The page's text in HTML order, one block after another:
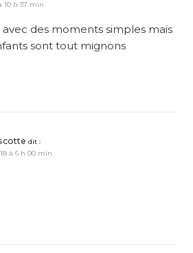
10 h 37 min
des moments simples mais
sont tout mignons
dit :
à 6 h 00 min